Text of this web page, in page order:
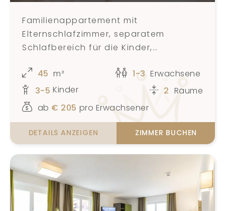
Familienappartement mit
Elternschlafzimmer, separatem
Schlafbereich für die Kinder,
natürliche Landschaft für 3-5
Personen
1-3 Erwachsene
3-5 Kinder
45 m²
2 Räume
ab € 205 pro Erwachsener
DETAILS ANZEIGEN ZIMMER BUCHEN